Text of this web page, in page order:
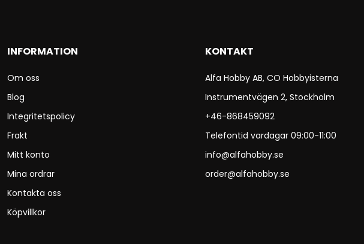
INFORMATION
Om oss
Blog
Integritetspolicy
Frakt
Mitt konto
Mina ordrar
Kontakta oss
Köpvillkor
KONTAKT
Alfa Hobby AB, CO Hobbyisterna
Instrumentvägen 2, Stockholm
+46-868459092
Telefontid vardagar 09:00-11:00
info@alfahobby.se
order@alfahobby.se